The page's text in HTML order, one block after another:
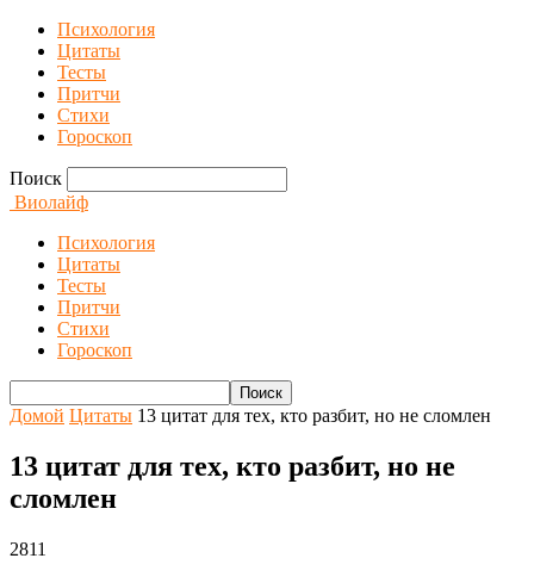
Психология
Цитаты
Тесты
Притчи
Стихи
Гороскоп
Поиск
Виолайф
Психология
Цитаты
Тесты
Притчи
Стихи
Гороскоп
Домой Цитаты 13 цитат для тех, кто разбит, но не сломлен
13 цитат для тех, кто разбит, но не
сломлен
2811